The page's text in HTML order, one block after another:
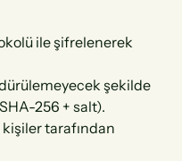
ile şifrelenerek
şekilde
256 + salt).
tarafından